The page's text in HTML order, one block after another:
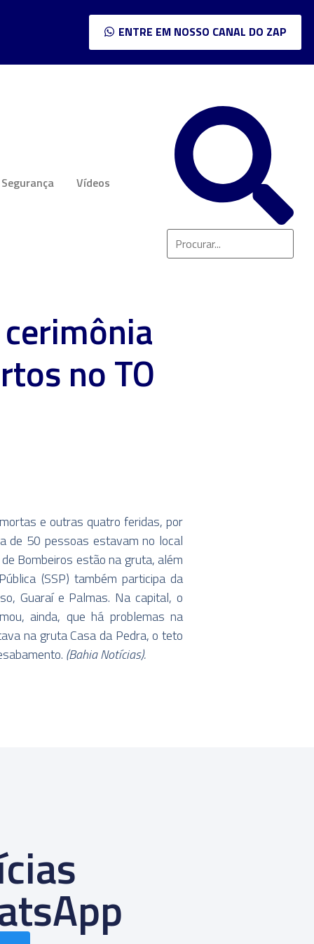
ENTRE EM NOSSO CANAL DO ZAP
Segurança Vídeos
no TO
e outras quatro feridas, por
de 50 pessoas estavam no local
Bombeiros estão na gruta, além
(SSP) também participa da
Guaraí e Palmas. Na capital, o
ainda, que há problemas na
na gruta Casa da Pedra, o teto
(Bahia Notícias).